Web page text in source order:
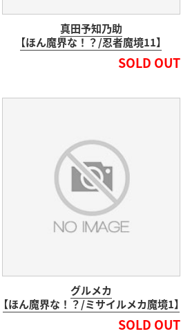
真田予知乃助
【ほん魔界な！？/忍者魔境11】
SOLD OUT
グルメカ
【ほん魔界な！？/ミサイルメカ魔境1】
SOLD OUT